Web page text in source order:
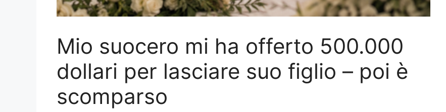
Mio suocero mi ha offerto 500.000
dollari per lasciare suo figlio – poi è
scomparso